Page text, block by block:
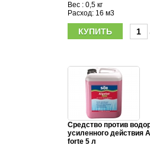
Вес : 0,5 кг
Расход: 16 м3
Средство против
усиленного действия
forte 5 л